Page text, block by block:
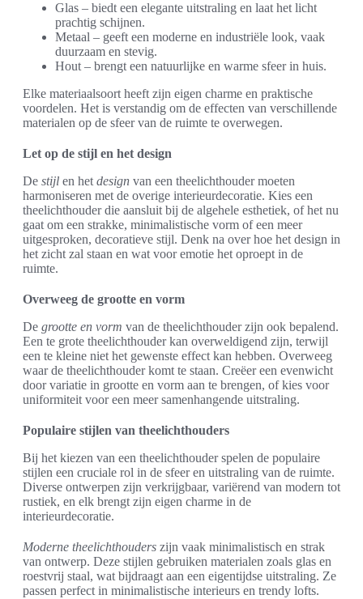
Glas – biedt een elegante uitstraling en laat het licht
prachtig schijnen.
Metaal – geeft een moderne en industriële look, vaak
duurzaam en stevig.
Hout – brengt een natuurlijke en warme sfeer in huis.
Elke materiaalsoort heeft zijn eigen charme en praktische
voordelen. Het is verstandig om de effecten van verschillende
materialen op de sfeer van de ruimte te overwegen.
Let op de stijl en het design
De stijl en het design van een theelichthouder moeten
harmoniseren met de overige interieurdecoratie. Kies een
theelichthouder die aansluit bij de algehele esthetiek, of het nu
gaat om een strakke, minimalistische vorm of een meer
uitgesproken, decoratieve stijl. Denk na over hoe het design in
het zicht zal staan en wat voor emotie het oproept in de
ruimte.
Overweeg de grootte en vorm
De grootte en vorm van de theelichthouder zijn ook bepalend.
Een te grote theelichthouder kan overweldigend zijn, terwijl
een te kleine niet het gewenste effect kan hebben. Overweeg
waar de theelichthouder komt te staan. Creëer een evenwicht
door variatie in grootte en vorm aan te brengen, of kies voor
uniformiteit voor een meer samenhangende uitstraling.
Populaire stijlen van theelichthouders
Bij het kiezen van een theelichthouder spelen de populaire
stijlen een cruciale rol in de sfeer en uitstraling van de ruimte.
Diverse ontwerpen zijn verkrijgbaar, variërend van modern tot
rustiek, en elk brengt zijn eigen charme in de
interieurdecoratie.
Moderne theelichthouders zijn vaak minimalistisch en strak
van ontwerp. Deze stijlen gebruiken materialen zoals glas en
roestvrij staal, wat bijdraagt aan een eigentijdse uitstraling. Ze
passen perfect in minimalistische interieurs en trendy lofts.